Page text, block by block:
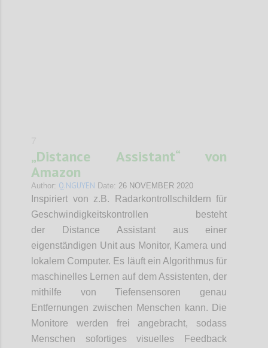
„Distance Assistant“ von
Amazon
Author: Q.NGUYEN Date: 26 NOVEMBER 2020
Inspiriert von z.B. Radarkontrollschildern für
Geschwindigkeitskontrollen besteht
der Distance Assistant aus einer
eigenständigen Unit aus Monitor, Kamera und
lokalem Computer. Es läuft ein Algorithmus für
maschinelles Lernen auf dem Assistenten, der
mithilfe von Tiefensensoren genau
Entfernungen zwischen Menschen kann. Die
Monitore werden frei angebracht, sodass
Menschen sofortiges visuelles Feedback